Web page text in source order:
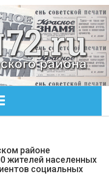
районе
жителей населенных
социальных